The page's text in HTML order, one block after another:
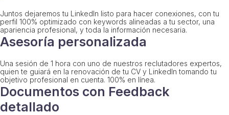
Juntos dejaremos tu LinkedIn listo para hacer conexiones, con tu
perfil 100% optimizado con keywords alineadas a tu sector, una
apariencia profesional, y toda la información necesaria.
Asesoría personalizada
Una sesión de 1 hora con uno de nuestros reclutadores expertos,
quien te guiará en la renovación de tu CV y LinkedIn tomando tu
objetivo profesional en cuenta. 100% en línea.
Documentos con Feedback
detallado